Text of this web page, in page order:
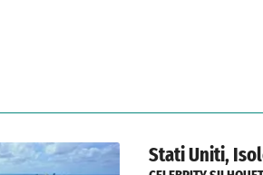
Stati Uniti,